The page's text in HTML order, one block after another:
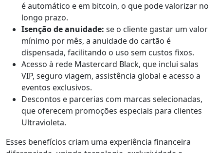
é automático e em bitcoin, o que pode valorizar no
longo prazo.
Isenção de anuidade: se o cliente gastar um valor
mínimo por mês, a anuidade do cartão é
dispensada, facilitando o uso sem custos fixos.
Acesso à rede Mastercard Black, que inclui salas
VIP, seguro viagem, assistência global e acesso a
eventos exclusivos.
Descontos e parcerias com marcas selecionadas,
que oferecem promoções especiais para clientes
Ultravioleta.
Esses benefícios criam uma experiência financeira